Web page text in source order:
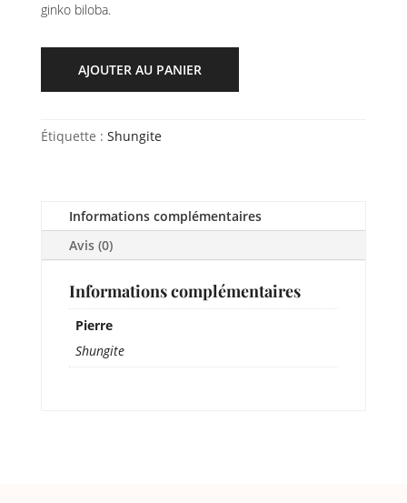
ginko biloba.
AJOUTER AU PANIER
Étiquette : Shungite
Informations complémentaires
Avis (0)
Informations complémentaires
Pierre
Shungite